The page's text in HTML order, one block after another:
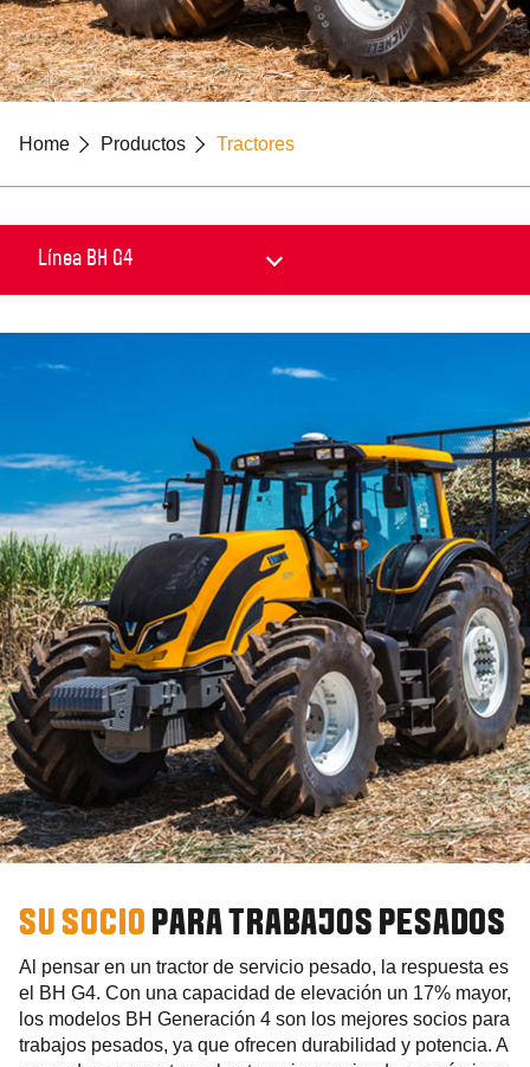
Home Productos Tractores
SU SOCIO PARA TRABAJOS PESADOS
Al pensar en un tractor de servicio pesado, la respuesta es
el BH G4. Con una capacidad de elevación un 17% mayor,
los modelos BH Generación 4 son los mejores socios para
trabajos pesados, ya que ofrecen durabilidad y potencia. A